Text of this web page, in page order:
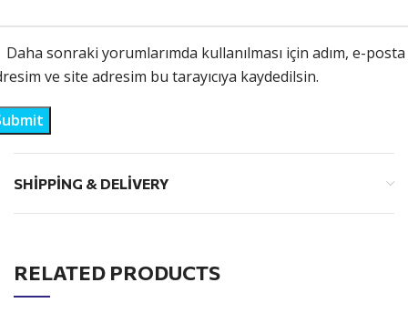
Daha sonraki yorumlarımda kullanılması için adım, e-posta
ve site adresim bu tarayıcıya kaydedilsin.
SHIPPING & DELIVERY
RELATED PRODUCTS